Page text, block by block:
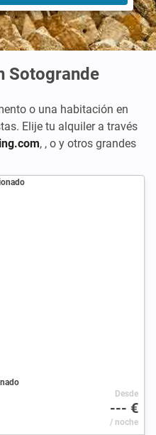
Sotogrande
o una habitación en
Elije tu alquiler a través
, , o y otros grandes
Desde
--- €
/ noche